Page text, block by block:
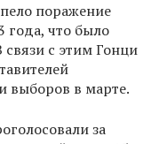
поражение
года, что было
с этим Гонци
выборов в марте.
за